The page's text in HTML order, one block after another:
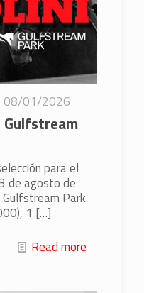
08/01/2026
Gulfstream
para el
de agosto de
Park.
1 […]
Read more